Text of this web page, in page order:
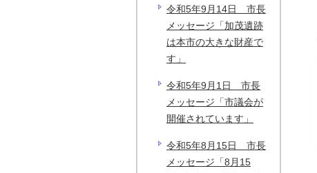
令和5年9月14日 市長
メッセージ「加茂遺跡
は本市の大きな財産で
す」
令和5年9月1日 市長
メッセージ「市議会が
開催されています」
令和5年8月15日 市長
メッセージ「8月15